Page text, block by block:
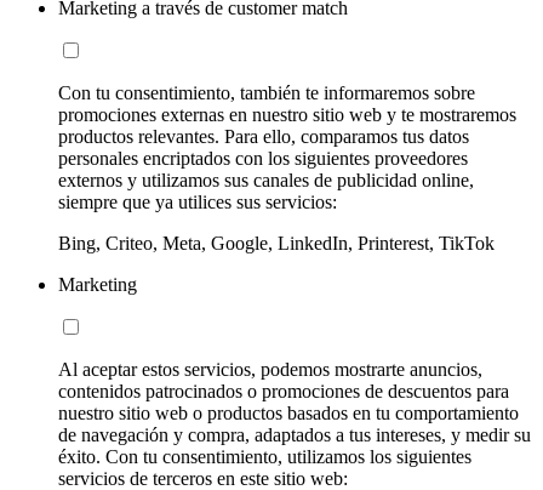
Marketing a través de customer match
Con tu consentimiento, también te informaremos sobre
promociones externas en nuestro sitio web y te mostraremos
productos relevantes. Para ello, comparamos tus datos
personales encriptados con los siguientes proveedores
externos y utilizamos sus canales de publicidad online,
siempre que ya utilices sus servicios:
Bing, Criteo, Meta, Google, LinkedIn, Printerest, TikTok
Marketing
Al aceptar estos servicios, podemos mostrarte anuncios,
contenidos patrocinados o promociones de descuentos para
nuestro sitio web o productos basados en tu comportamiento
de navegación y compra, adaptados a tus intereses, y medir su
éxito. Con tu consentimiento, utilizamos los siguientes
servicios de terceros en este sitio web: